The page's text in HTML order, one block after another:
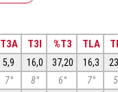
T3A T3I %T3 TLA
5,9 16,0 37,20 16,3
7° 8° 6° 7°